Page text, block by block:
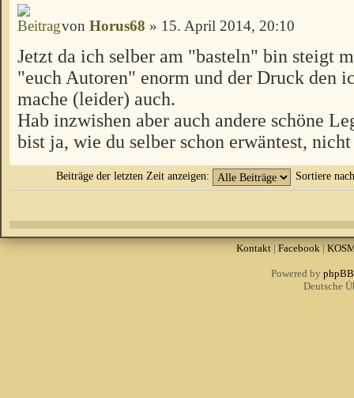
von Horus68 » 15. April 2014, 20:10
Jetzt da ich selber am "basteln" bin steigt
"euch Autoren" enorm und der Druck den
mache (leider) auch.
Hab inzwishen aber auch andere schöne
bist ja, wie du selber schon erwäntest,
Beiträge der letzten Zeit anzeigen: Sortiere
Kontakt|Facebook|
Powered by phpBB
Deutsche